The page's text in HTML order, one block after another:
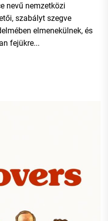
nevű nemzetközi
szabályt szegve
elmenekülnek, és
fejükre...